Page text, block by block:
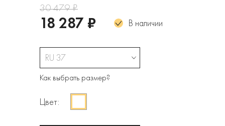
30 479 ₽
18 287 ₽ В наличии
RU 37
Как выбрать размер?
Цвет: